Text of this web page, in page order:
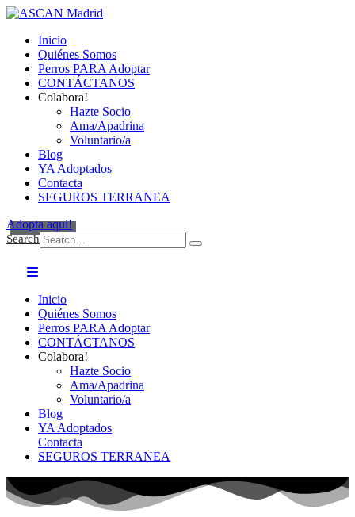
Inicio
Quiénes Somos
Perros PARA Adoptar
CONTÁCTANOS
Colabora!
Hazte Socio
Ama/Apadrina
Voluntario/a
Blog
YA Adoptados
Contacta
SEGUROS TERRANEA
Adopta aqui!
Search
Inicio
Quiénes Somos
Perros PARA Adoptar
CONTÁCTANOS
Colabora!
Hazte Socio
Ama/Apadrina
Voluntario/a
Blog
YA Adoptados
Contacta
SEGUROS TERRANEA